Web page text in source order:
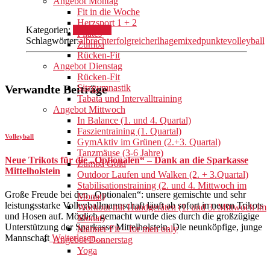
Fit in die Woche
Herzsport 1 + 2
Pilates
Zumba
Rücken-Fit
Angebot Dienstag
Rücken-Fit
Sitzgymnastik
Tabata und Intervalltraining
Angebot Mittwoch
In Balance (1. und 4. Quartal)
Faszientraining (1. Quartal)
GymAktiv im Grünen (2.+3. Quartal)
Tanzmäuse (3-6 Jahre)
Zumba Gold
Outdoor Laufen und Walken (2. + 3.Quartal)
Stabilisationstraining (2. und 4. Mittwoch im
Monat)
Workout mit Handgeräten (1. und 3. Mittwoch im
Monat)
Männer Fit – for men only
Angebot Donnerstag
Yoga
Kategorien:
Schlagwörter:albrechterfolgreicherlhagemixedpunktevolleyball
Verwandte Beiträge
Volleyball
Neue Trikots für die „Optionalen“ – Dank an die Sparkasse
Mittelholstein
Große Freude bei den „Optionalen“: unsere gemischte und sehr
leistungsstarke Volleyballmannschaft läuft ab sofort in neuen Trikots
und Hosen auf. Möglich gemacht wurde dies durch die großzügige
Unterstützung der Sparkasse Mittelholstein. Die neunköpfige, junge
Mannschaft Weiterlesen…